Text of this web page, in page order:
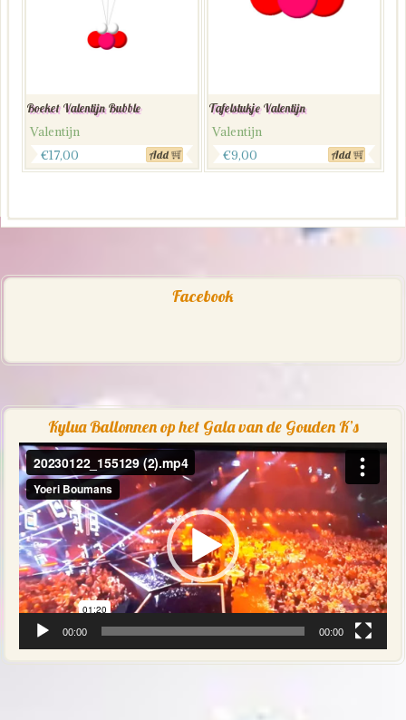
Boeket Valentijn Bubble
Valentijn
€17,00 Add
Tafelstukje Valentijn
Valentijn
€9,00 Add
Facebook
Kylua Ballonnen op het Gala van de Gouden K’s
Videospeler
00:00 00:00